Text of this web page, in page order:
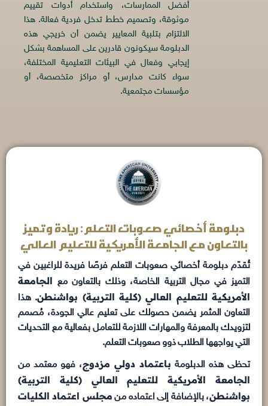
أفضل الممارسات، واستخدام أدوات تقييم
موثوقة، وتصميم خطط تدخل فردية فعالة. هذا
الالتزام بتلبية المعايير يضمن أن خريجي هذه
الدبلومة سيكونون قادرين على المساهمة بشكل
إيجابي وفعال في البيئات التعليمية المختلفة،
سواء كانت مدارس، أو مراكز متخصصة، أو
مؤسسات مجتمعية.
دبلومة أخصائي صعوبات التعلم: ريادة وتميز
بالتعاون مع الجامعة الأمريكية للتعليم العالي
تُقدّم دبلومة أخصائي صعوبات التعلم فرصًا فريدة للراغبين في
التميز في مجال التربية الخاصة، وذلك بالتعاون مع الجامعة
الأمريكية للتعليم العالي (كلية التربية) بواشنطن. هذا
التعاون المثمر يضمن حصولك على تعليم عالي الجودة، مُصمم
لتزويدك بالمعرفة والمهارات اللازمة للتعامل بفعالية مع التحديات
التي يواجهها الطلاب ذوو صعوبات التعلم.
تحظى هذه الدبلومة باعتماد دولي مزدوج، فهو معتمد من
الجامعة الأمريكية للتعليم العالي (كلية التربية)
بواشنطن، بالإضافة إلى اعتماده من مجلس اعتماد الكليات